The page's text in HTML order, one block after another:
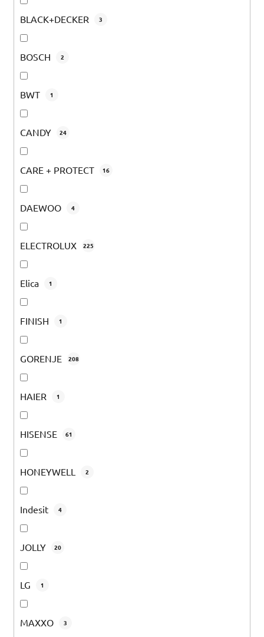
BLACK+DECKER 3
BOSCH 2
BWT 1
CANDY 24
CARE + PROTECT 16
DAEWOO 4
ELECTROLUX 225
Elica 1
FINISH 1
GORENJE 208
HAIER 1
HISENSE 61
HONEYWELL 2
Indesit 4
JOLLY 20
LG 1
MAXXO 3